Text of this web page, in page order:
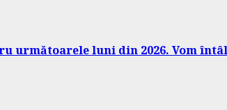
următoarele luni din 2026. Vom